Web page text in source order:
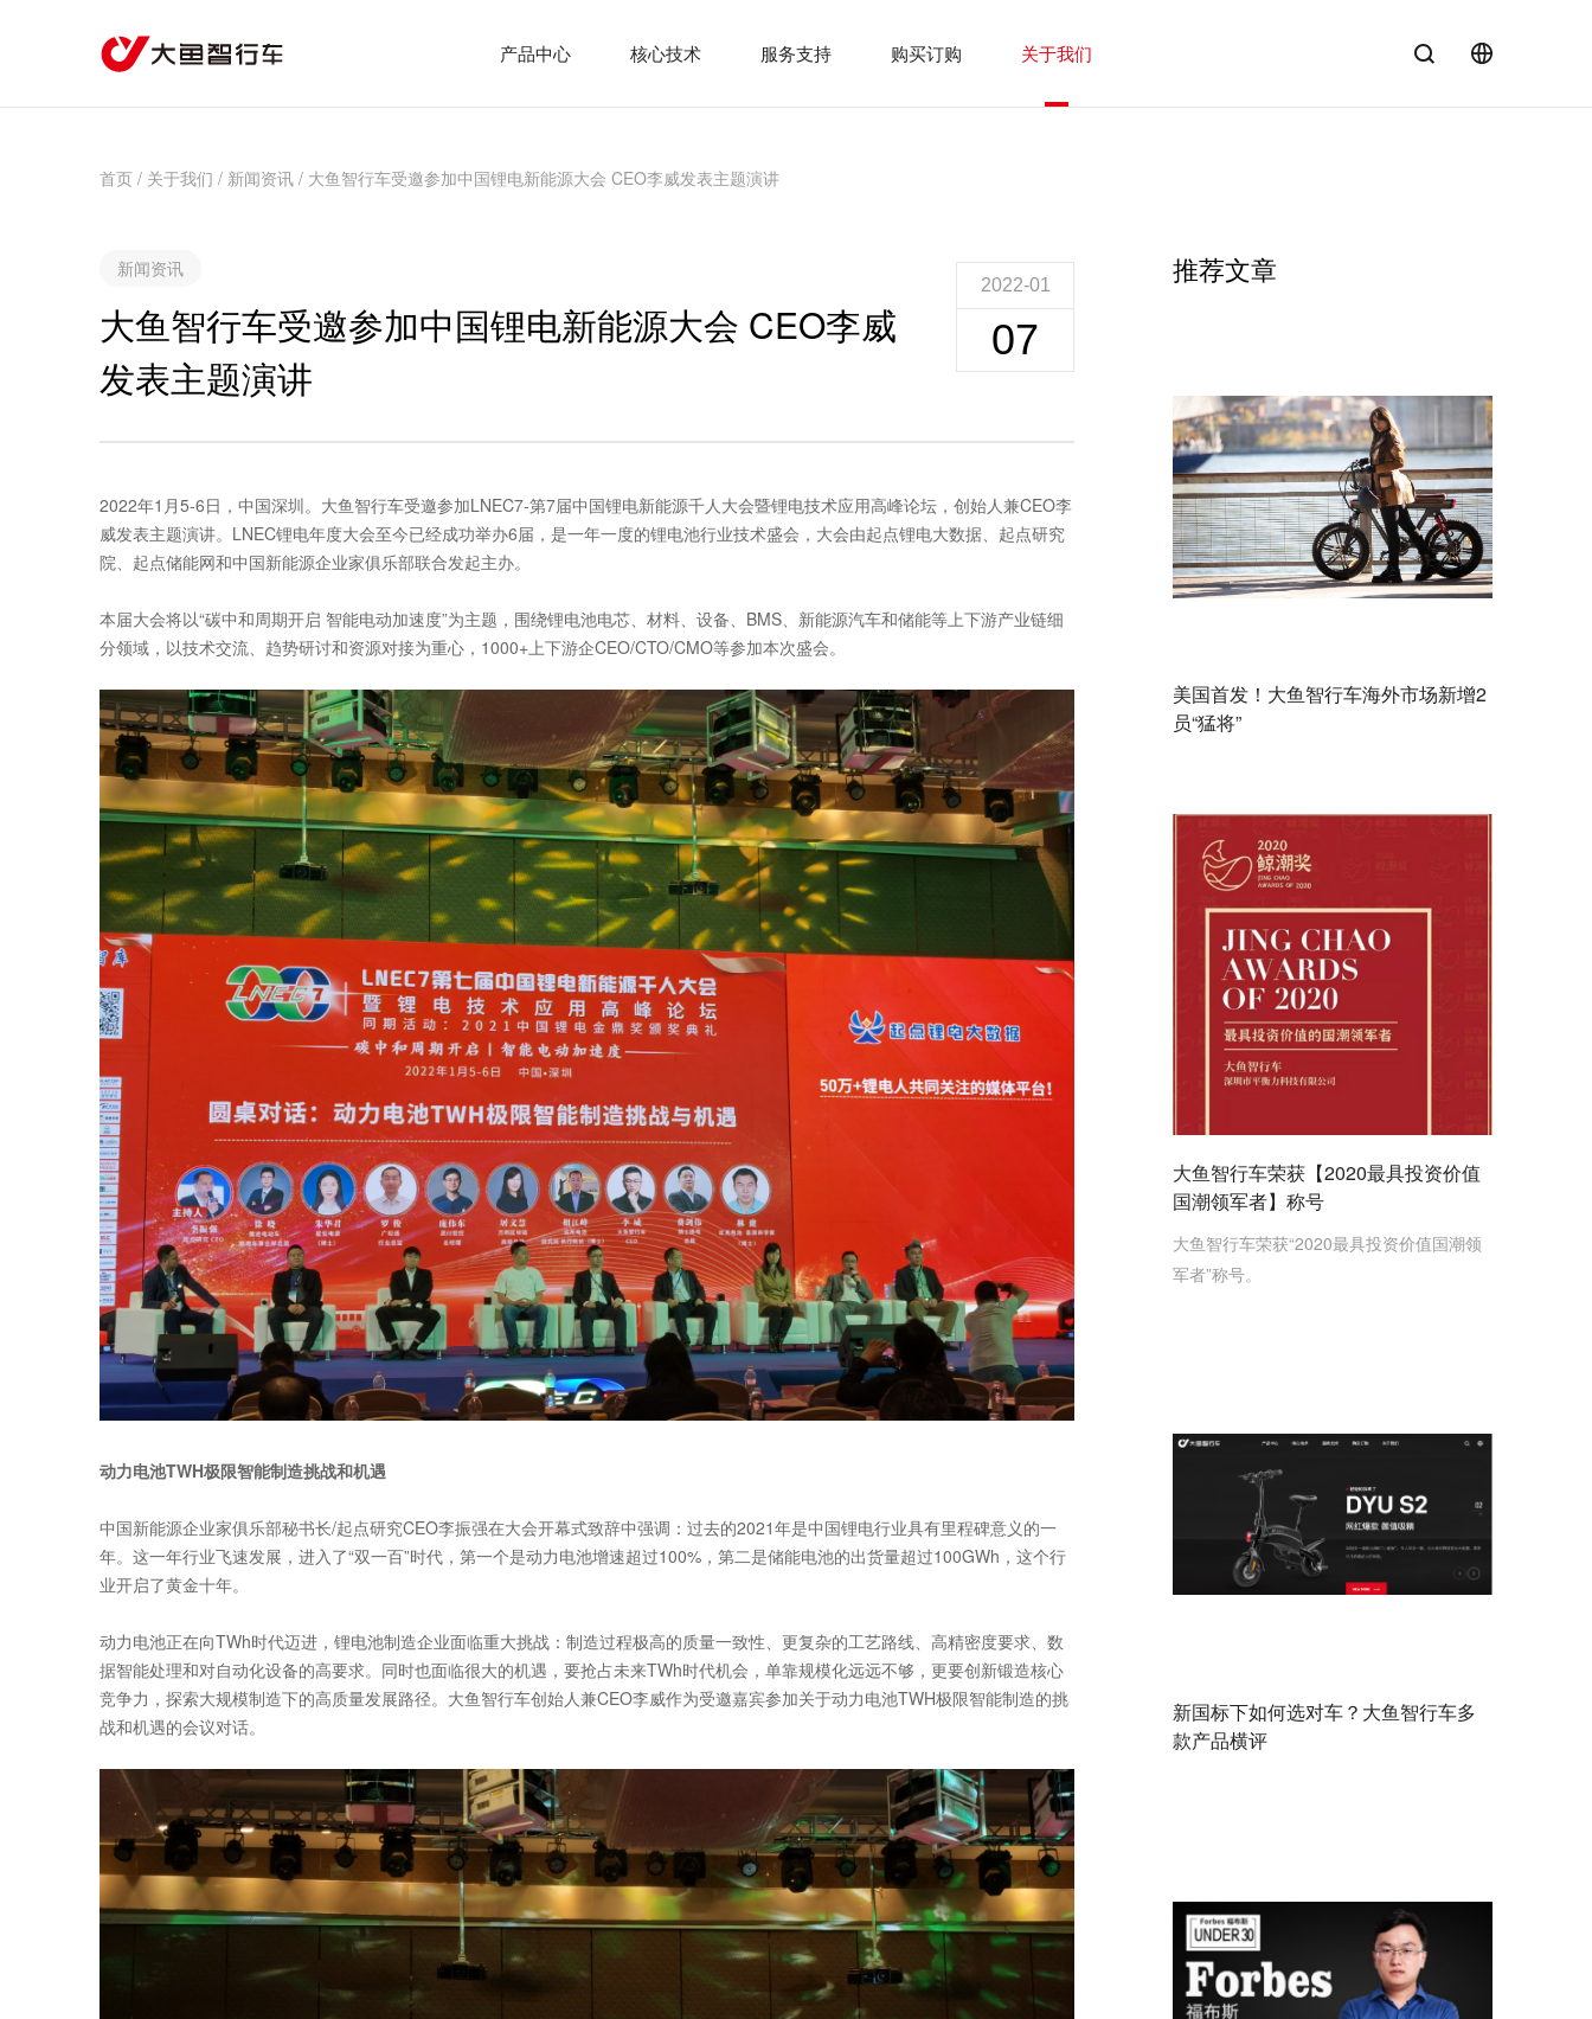
产品中心 核心技术 服务支持 购买订购 关于我们
首页 / 关于我们 / 新闻资讯 / 大鱼智行车受邀参加中国锂电新能源大会 CEO李威发表主题演讲
新闻资讯
大鱼智行车受邀参加中国锂电新能源大会 CEO李威
发表主题演讲
2022-01
07
2022年1月5-6日，中国深圳。大鱼智行车受邀参加LNEC7-第7届中国锂电新能源千人大会暨锂电技术应用高峰论坛，创始人兼CEO李
威发表主题演讲。LNEC锂电年度大会至今已经成功举办6届，是一年一度的锂电池行业技术盛会，大会由起点锂电大数据、起点研究
院、起点储能网和中国新能源企业家俱乐部联合发起主办。
本届大会将以“碳中和周期开启 智能电动加速度”为主题，围绕锂电池电芯、材料、设备、BMS、新能源汽车和储能等上下游产业链细
分领域，以技术交流、趋势研讨和资源对接为重心，1000+上下游企CEO/CTO/CMO等参加本次盛会。
动力电池TWH极限智能制造挑战和机遇
中国新能源企业家俱乐部秘书长/起点研究CEO李振强在大会开幕式致辞中强调：过去的2021年是中国锂电行业具有里程碑意义的一
年。这一年行业飞速发展，进入了“双一百”时代，第一个是动力电池增速超过100%，第二是储能电池的出货量超过100GWh，这个行
业开启了黄金十年。
动力电池正在向TWh时代迈进，锂电池制造企业面临重大挑战：制造过程极高的质量一致性、更复杂的工艺路线、高精密度要求、数
据智能处理和对自动化设备的高要求。同时也面临很大的机遇，要抢占未来TWh时代机会，单靠规模化远远不够，更要创新锻造核心
竞争力，探索大规模制造下的高质量发展路径。大鱼智行车创始人兼CEO李威作为受邀嘉宾参加关于动力电池TWH极限智能制造的挑
战和机遇的会议对话。
推荐文章
美国首发！大鱼智行车海外市场新增2
员“猛将”
大鱼智行车荣获【2020最具投资价值
国潮领军者】称号
大鱼智行车荣获“2020最具投资价值国潮领
军者”称号。
新国标下如何选对车？大鱼智行车多
款产品横评